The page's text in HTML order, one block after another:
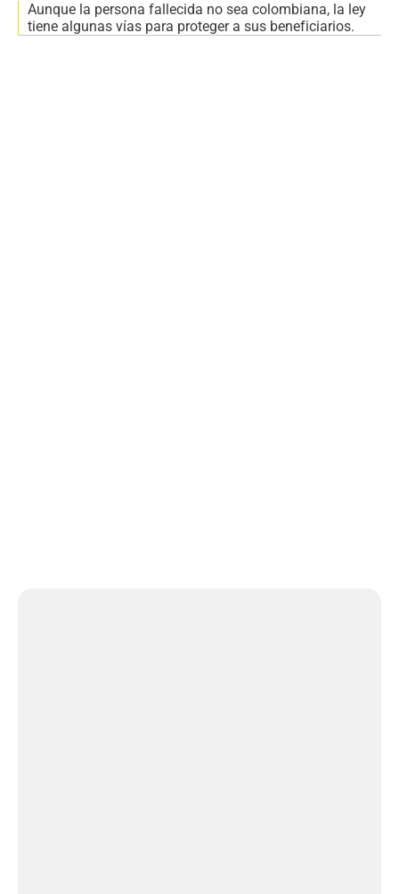
Aunque la persona fallecida no sea colombiana, la ley
tiene algunas vías para proteger a sus beneficiarios.